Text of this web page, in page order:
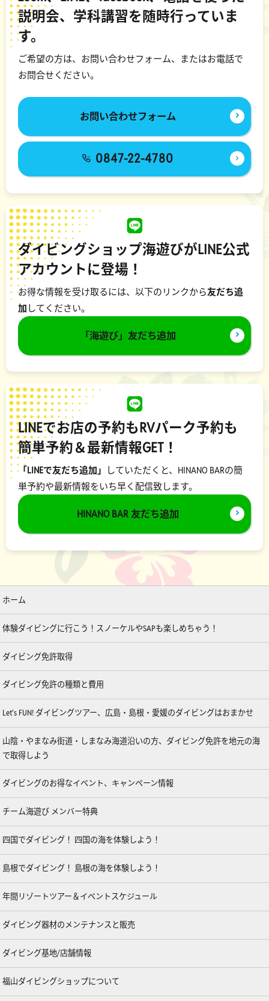
説明会、学科講習を随時行っていま
す。
ご希望の方は、お問い合わせフォーム、またはお電話で
お問合せください。
お問い合わせフォーム
0847-22-4780
ダイビングショップ海遊びがLINE公式
アカウントに登場！
お得な情報を受け取るには、以下のリンクから友だち追
加 してください。
「海遊び」友だち追加
LINEでお店の予約もRVパーク予約も
簡単予約＆最新情報GET！
「LINEで友だち追加」
していただくと、HINANO BARの簡
単予約や最新情報をいち早く配信致します。
HINANO BAR 友だち追加
ホーム
体験ダイビングに行こう！スノーケルやSAPも楽しめちゃう！
ダイビング免許取得
ダイビング免許の種類と費用
Let’s FUN! ダイビングツアー、広島・島根・愛媛のダイビングはおまかせ
山陰・やまなみ街道・しまなみ海道沿いの方、ダイビング免許を地元の海
で取得しよう
ダイビングのお得なイベント、キャンペーン情報
チーム海遊び メンバー特典
四国でダイビング！ 四国の海を体験しよう！
島根でダイビング！ 島根の海を体験しよう！
年間リゾートツアー＆イベントスケジュール
ダイビング器材のメンテナンスと販売
ダイビング基地/店舗情報
福山ダイビングショップについて